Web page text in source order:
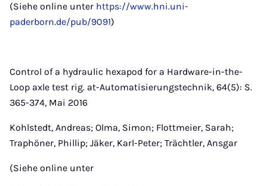
(Siehe online unter https://www.hni.uni-
paderborn.de/pub/9091)
Control of a hydraulic hexapod for a Hardware-in-the-
Loop axle test rig. at-Automatisierungstechnik, 64(5): S.
365-374, Mai 2016
Kohlstedt, Andreas; Olma, Simon; Flottmeier, Sarah;
Traphöner, Phillip; Jäker, Karl-Peter; Trächtler, Ansgar
(Siehe online unter